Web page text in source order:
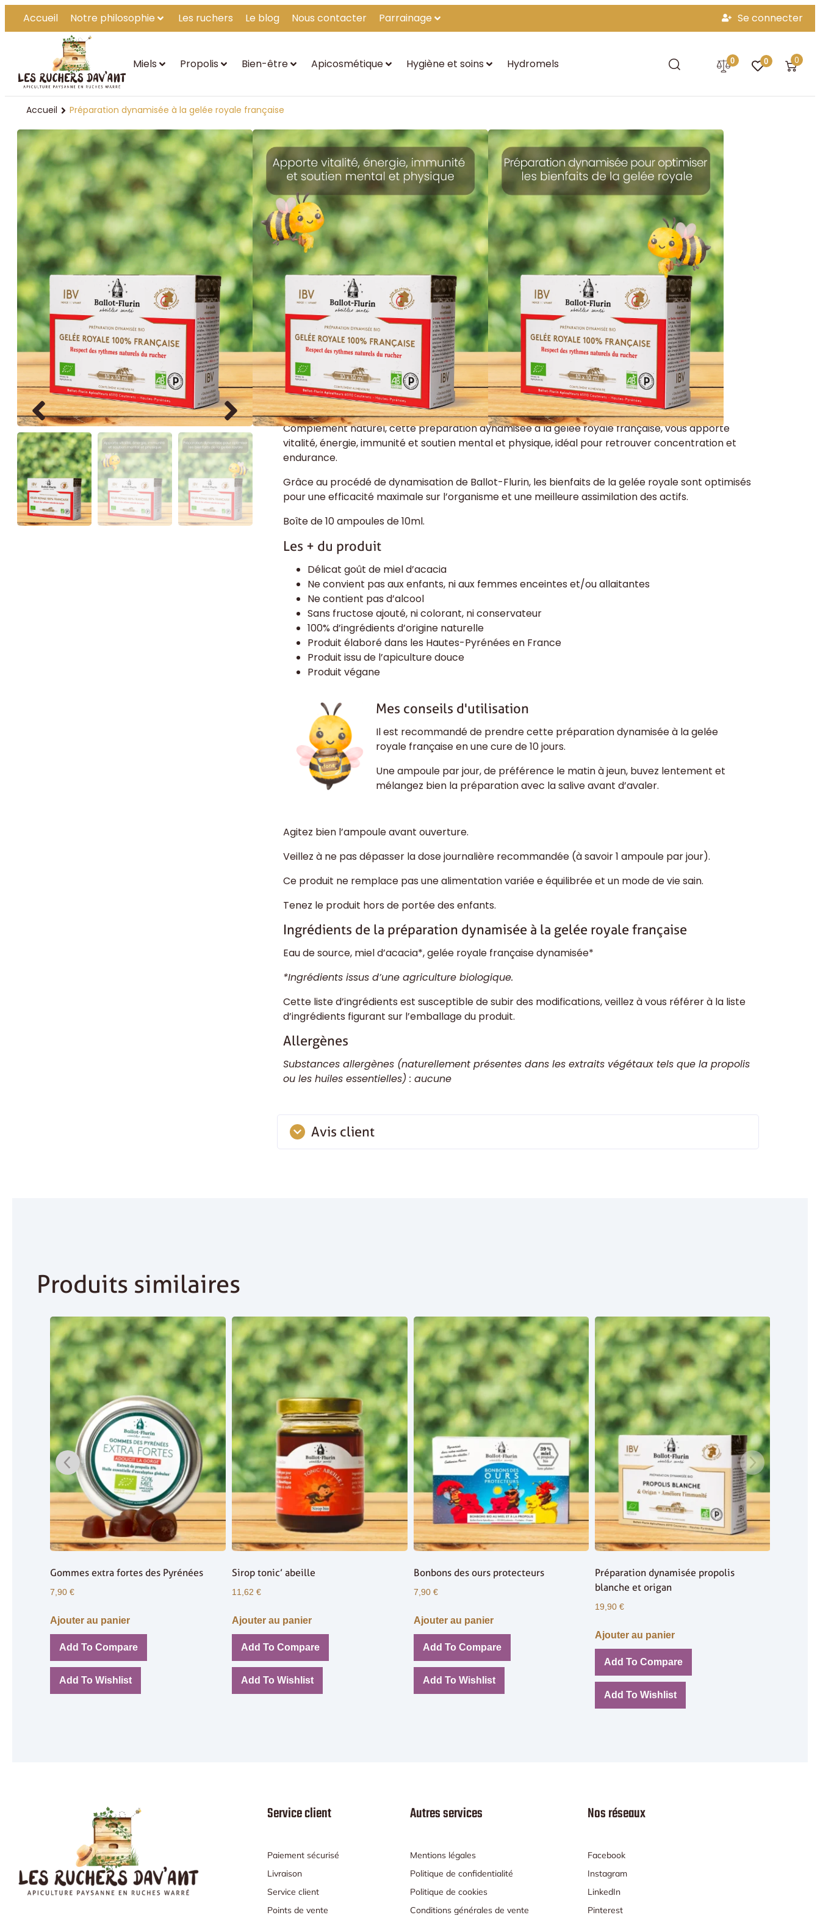
Accueil Notre philosophie Les ruchers Le blog Nous contacter Parrainage Se connecter
Miels Propolis Bien-être Apicosmétique Hygiène et soins Hydromels 0 0 0
Accueil Préparation dynamisée à la gelée royale française
Préparation dynamisée à la gelée royale française
25,90€
★ ★★★ ★
Revitalise et renforce votre organisme !
Cette préparation dynamisée à la gelée royale française apporte vitalité, équilibre global et
renforcement immunitaire.
5 en stock
Ajouter au panier
Ajouter aux coups de coeur Ajouter Au Comparateur
Complément naturel, cette préparation dynamisée à la gelée royale française, vous apporte
vitalité, énergie, immunité et soutien mental et physique, idéal pour retrouver concentration et
endurance.
Grâce au procédé de dynamisation de Ballot-Flurin, les bienfaits de la gelée royale sont optimisés
pour une efficacité maximale sur l’organisme et une meilleure assimilation des actifs.
Boîte de 10 ampoules de 10ml.
Les + du produit
Délicat goût de miel d’acacia
Ne convient pas aux enfants, ni aux femmes enceintes et/ou allaitantes
Ne contient pas d’alcool
Sans fructose ajouté, ni colorant, ni conservateur
100% d’ingrédients d’origine naturelle
Produit élaboré dans les Hautes-Pyrénées en France
Produit issu de l’apiculture douce
Produit végane
Mes conseils d'utilisation
Il est recommandé de prendre cette préparation dynamisée à la gelée
royale française en une cure de 10 jours.
Une ampoule par jour, de préférence le matin à jeun, buvez lentement et
mélangez bien la préparation avec la salive avant d’avaler.
Agitez bien l’ampoule avant ouverture.
Veillez à ne pas dépasser la dose journalière recommandée (à savoir 1 ampoule par jour).
Ce produit ne remplace pas une alimentation variée e équilibrée et un mode de vie sain.
Tenez le produit hors de portée des enfants.
Ingrédients de la préparation dynamisée à la gelée royale française
Eau de source, miel d’acacia*, gelée royale française dynamisée*
*Ingrédients issus d’une agriculture biologique.
Cette liste d’ingrédients est susceptible de subir des modifications, veillez à vous référer à la liste
d’ingrédients figurant sur l’emballage du produit.
Allergènes
Substances allergènes (naturellement présentes dans les extraits végétaux tels que la propolis
ou les huiles essentielles) : aucune
Avis client
Produits similaires
Gommes extra fortes des Pyrénées
7,90€
Ajouter au panier
Add To Compare
Add To Wishlist
Sirop tonic’ abeille
11,62 €
Ajouter au panier
Add To Compare
Add To Wishlist
Bonbons des ours protecteurs
7,90 €
Ajouter au panier
Add To Compare
Add To Wishlist
Préparation dynamisée propolis
blanche et origan
19,90€
Ajouter au panier
Add To Compare
Add To Wishlist
Service client
Paiement sécurisé
Livraison
Service client
Points de vente
Autres services
Mentions légales
Politique de confidentialité
Politique de cookies
Conditions générales de vente
Nos réseaux
Facebook
Instagram
LinkedIn
Pinterest